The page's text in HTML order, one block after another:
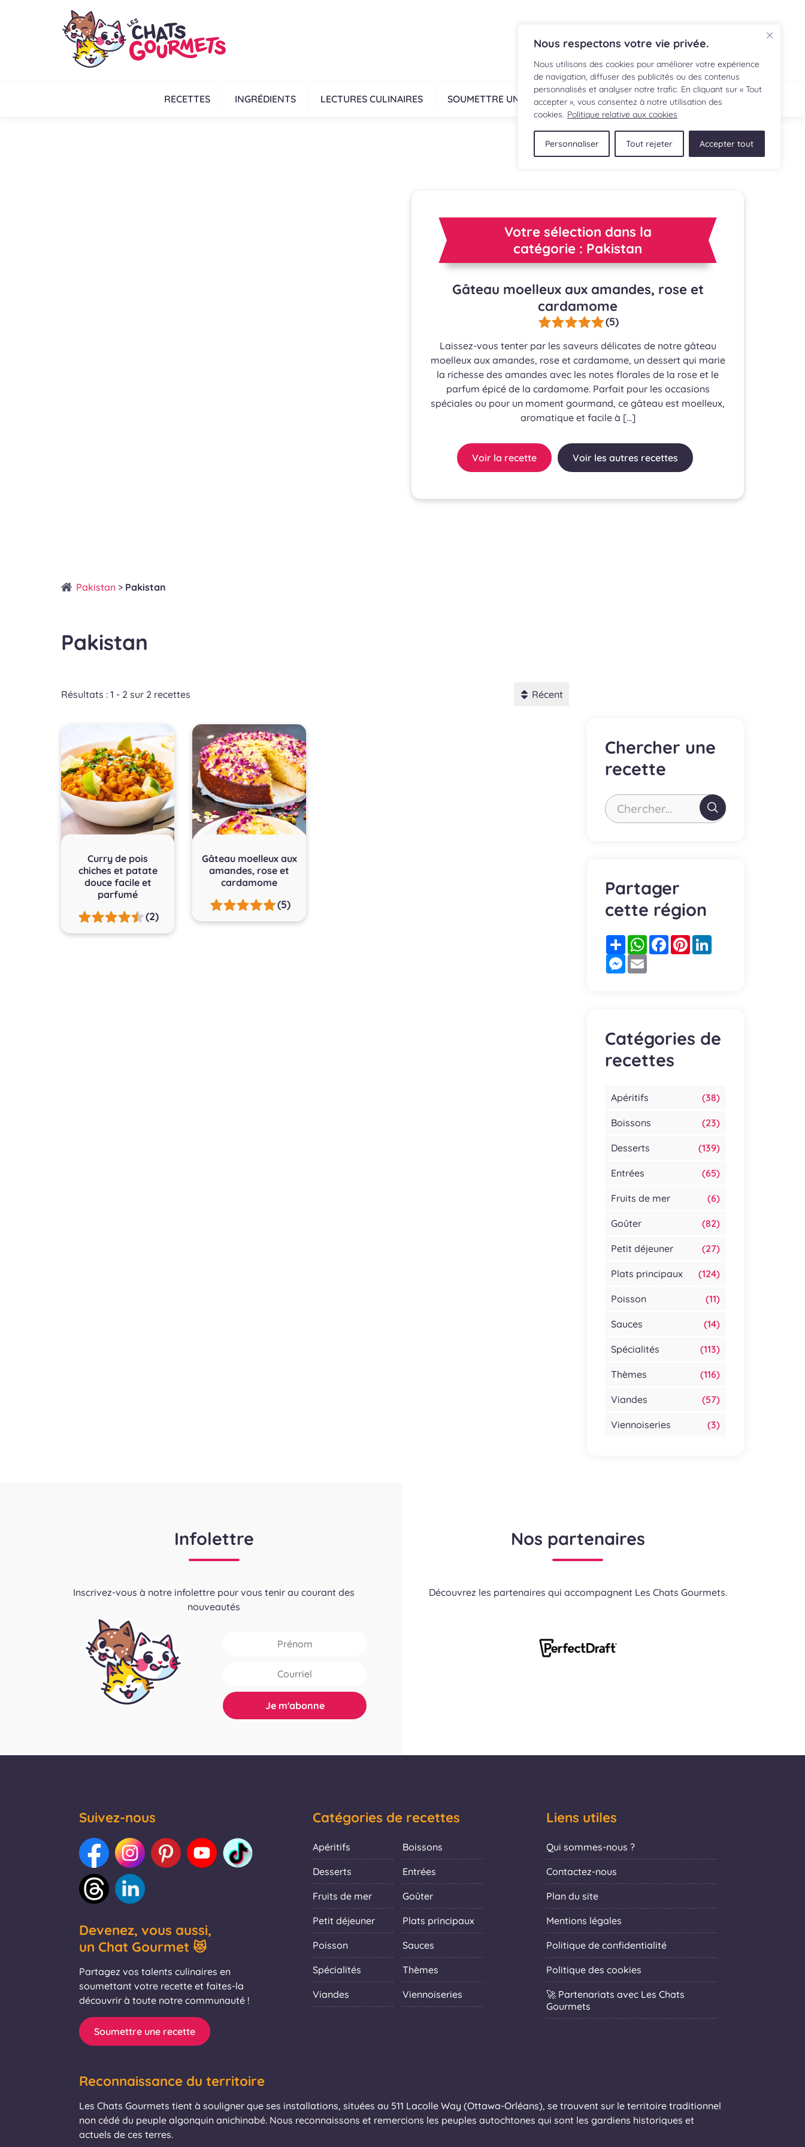
Nous respectons votre vie privée.
Nous utilisons des cookies pour améliorer votre expérience
de navigation, diffuser des publicités ou des contenus
personnalisés et analyser notre trafic. En cliquant sur « Tout
accepter », vous consentez à notre utilisation des
cookies. Politique relative aux cookies
Personnaliser Tout rejeter Accepter tout
RECETTES INGRÉDIENTS LECTURES CULINAIRES SOUMETTRE UNE RECETTE BOUTIQUE
Votre sélection dans la
catégorie : Pakistan
Gâteau moelleux aux amandes, rose et
cardamome
(5)
Laissez-vous tenter par les saveurs délicates de notre gâteau
moelleux aux amandes, rose et cardamome, un dessert qui marie
la richesse des amandes avec les notes florales de la rose et le
parfum épicé de la cardamome. Parfait pour les occasions
spéciales ou pour un moment gourmand, ce gâteau est moelleux,
aromatique et facile à […]
Voir la recette Voir les autres recettes
Pakistan > Pakistan
Pakistan
Résultats : 1 - 2 sur 2 recettes Récent
Curry de pois
chiches et patate
douce facile et
parfumé
(2)
Gâteau moelleux aux
amandes, rose et
cardamome
(5)
Chercher une
recette
Chercher...
Partager
cette région
PartagerWhatsApp
Facebook
PinterestLinkedIn
Messenger
Email
Catégories de
recettes
Apéritifs (38)
Boissons (23)
Desserts (139)
Entrées (65)
Fruits de mer (6)
Goûter (82)
Petit déjeuner (27)
Plats principaux (124)
Poisson (11)
Sauces (14)
Spécialités (113)
Thèmes (116)
Viandes (57)
Viennoiseries (3)
Infolettre
Inscrivez-vous à notre infolettre pour vous tenir au courant des
nouveautés
Nos partenaires
Découvrez les partenaires qui accompagnent Les Chats Gourmets.
Suivez-nous
Devenez, vous aussi,
un Chat Gourmet 😻
Partagez vos talents culinaires en
soumettant votre recette et faites-la
découvrir à toute notre communauté !
Soumettre une recette
Catégories de recettes
Apéritifs Boissons
Desserts Entrées
Fruits de mer Goûter
Petit déjeuner Plats principaux
Poisson Sauces
Spécialités Thèmes
Viandes Viennoiseries
Liens utiles
Qui sommes-nous ?
Contactez-nous
Plan du site
Mentions légales
Politique de confidentialité
Politique des cookies
🚀 Partenariats avec Les Chats
Gourmets
Reconnaissance du territoire
Les Chats Gourmets tient à souligner que ses installations, situées au 511 Lacolle Way (Ottawa-Orléans), se trouvent sur le territoire traditionnel
non cédé du peuple algonquin anichinabé. Nous reconnaissons et remercions les peuples autochtones qui sont les gardiens historiques et
actuels de ces terres.